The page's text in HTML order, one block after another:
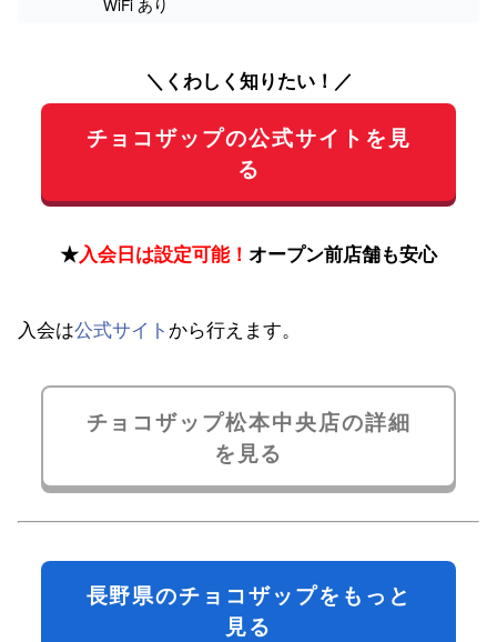
WiFi あり
＼くわしく知りたい！／
チョコザップの公式サイトを見
る
★入会日は設定可能！ オープン前店舗も安心
入会は公式サイト から行えます。
チョコザップ松本中央店の詳細
を見る
長野県のチョコザップをもっと
見る